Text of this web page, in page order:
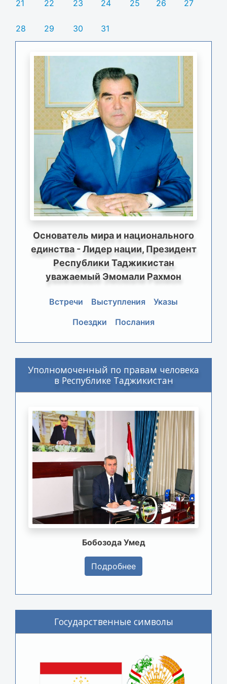
21 22 23 24 25 26 27
28 29 30 31
Основатель мира и национального
единства - Лидер нации, Президент
Республики Таджикистан
уважаемый Эмомали Рахмон
Встречи Выступления
Указы
Поездки
Послания
Уполномоченный по правам человека
в Республике Таджикистан
Бобозода Умед
Подробнее
Государственные символы